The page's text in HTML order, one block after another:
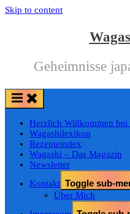
Skip to content
Geheimnisse
Herzlich Willkommen bei
Wagashilexikon
Rezepteindex
Wagashi – Das Magazin
Newsletter
Kontakt Toggle sub-
Über Mich